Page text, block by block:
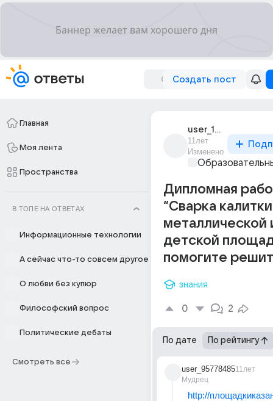
Создать пост
Главная
Моя лента
Пространства
В ТОПЕ НА ОТВЕТАХ
Информационные технологии
А сейчас что-то совсем другое
О любви без купюр
Философский вопрос
Политические дебаты
Смотреть все
user_194972582
11лет
Изменено
Дипломная
“Сварка калитки
металлической
детской
помогите
знания
0 2
По дате По рейтингу
user_95778485
Мудрец
11лет
http://